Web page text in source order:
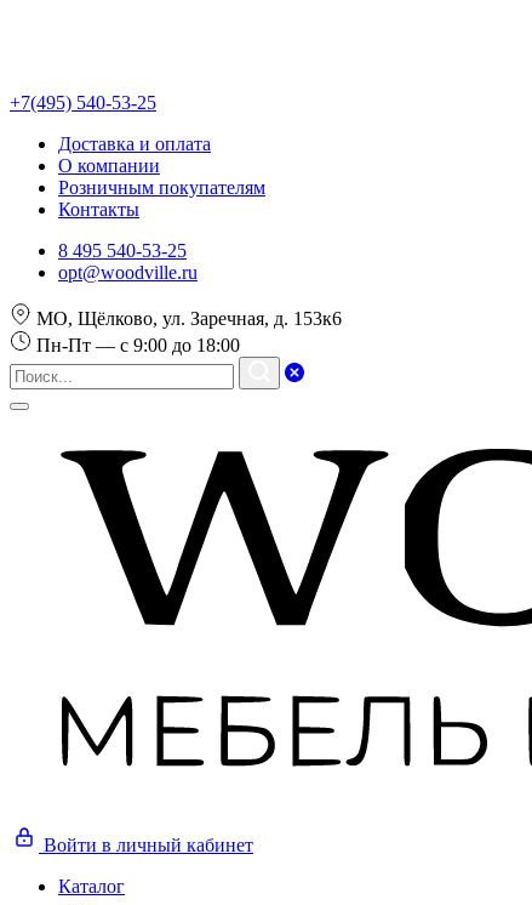
+7(495) 540-53-25
Доставка и оплата
О компании
Розничным покупателям
Контакты
8 495 540-53-25
opt@woodville.ru
МО, Щёлково, ул. Заречная, д. 153к6
Пн-Пт — с 9:00 до 18:00
Войти в личный кабинет
Каталог